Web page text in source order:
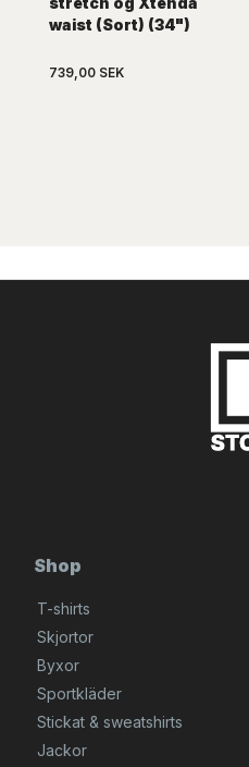
waist (Sort) (34")
739,00 SEK
Shop
T-shirts
Skjortor
Byxor
Sportkläder
Stickat & sweatshirts
Jackor